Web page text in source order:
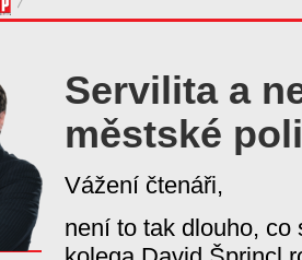
Servilita a
městské
Vážení čtenáři,
není to tak dlouho, co